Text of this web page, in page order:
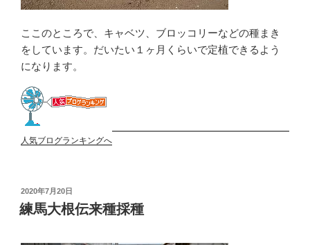
ここのところで、キャベツ、ブロッコリーなどの種まき
をしています。だいたい１ヶ月くらいで定植できるよう
になります。
人気ブログランキングへ
投
稿
日:
2020年7月20日
練馬大根伝来種採種